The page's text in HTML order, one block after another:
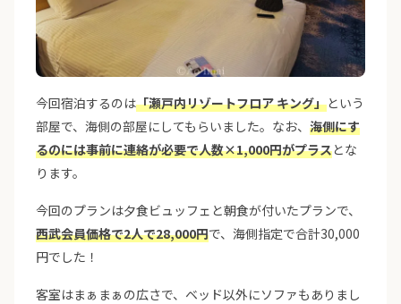
今回宿泊するのは「瀬戸内リゾートフロア キング」という
部屋で、海側の部屋にしてもらいました。なお、 海側にす
るのには事前に連絡が必要で人数×1,000円がプラスとな
ります。
今回のプランは夕食ビュッフェと朝食が付いたプランで、
西武会員価格で2人で28,000円で、海側指定で合計30,000
円でした！
客室はまぁまぁの広さで、ベッド以外にソファもありまし